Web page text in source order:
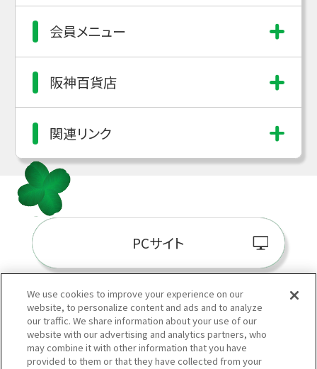
会員メニュー
阪神百貨店
関連リンク
PCサイト
阪神百貨店E-
We use cookies to improve your experience on our
website, to personalize content and ads and to analyze
our traffic. We share information about your use of our
website with our advertising and analytics partners, who
may combine it with other information that you have
provided to them or that they have collected from your